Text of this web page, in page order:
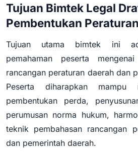
Tujuan Bimtek Legal
Pembentukan
Tujuan utama bimtek ini
pemahaman peserta
rancangan peraturan daerah dan
Peserta diharapkan mampu
pembentukan perda,
perumusan norma hukum,
teknik pembahasan rancangan
dan pemerintah daerah.